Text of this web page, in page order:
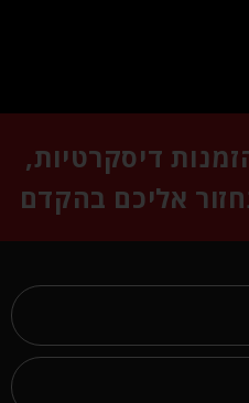
דיסקרטיות,
אליכם בהקדם